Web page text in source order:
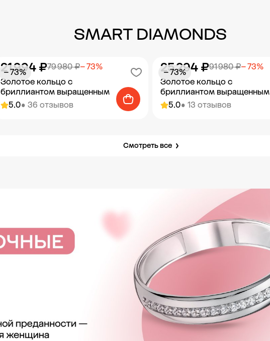
SMART DIAMONDS
5.0• 36 отзывов
Золотое кольцо с
бриллиантом выращенным
79 980 ₽− 73%
21 994 ₽
− 73%
5.0• 13 отзывов
Золотое кольцо с
бриллиантом выращенным
91 980 ₽− 73%
25 294 ₽
− 73%
Смотреть все